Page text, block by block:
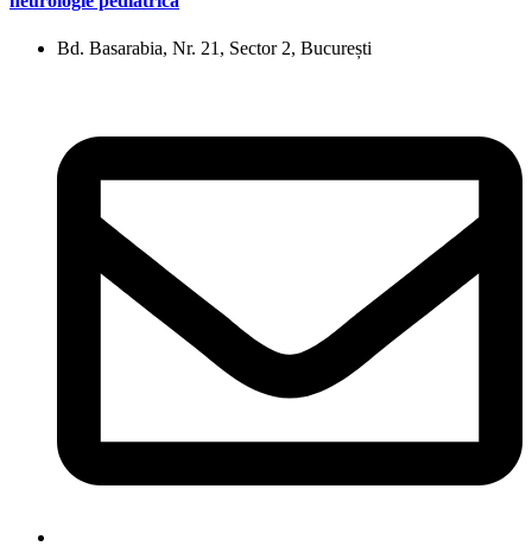
Bd. Basarabia, Nr. 21, Sector 2, București